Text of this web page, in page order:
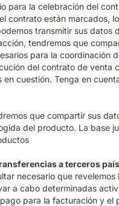
para la celebración del
contrato están
transmitir sus
tendremos que
para la
del contrato de
cuestión. Tenga en
que compartir sus
del producto. La
a terceros
necesario que
a cabo determinadas
para la facturación y